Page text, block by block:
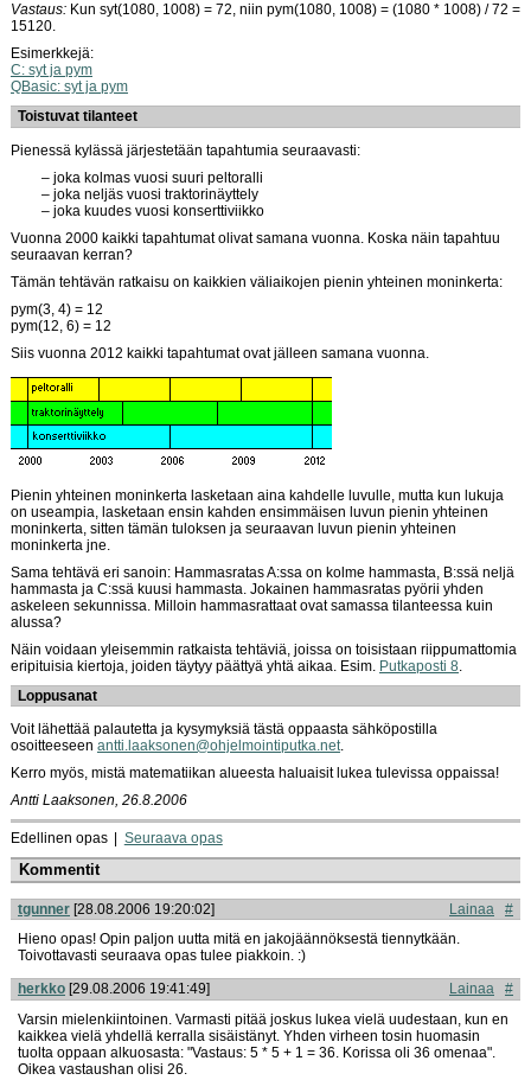
Vastaus: Kun syt(1080, 1008) = 72, niin pym(1080, 1008) = (1080 * 1008) / 72 =
15120.
Esimerkkejä:
C: syt ja pym
QBasic: syt ja pym
Toistuvat tilanteet
Pienessä kylässä järjestetään tapahtumia seuraavasti:
joka kolmas vuosi suuri peltoralli
joka neljäs vuosi traktorinäyttely
joka kuudes vuosi konserttiviikko
Vuonna 2000 kaikki tapahtumat olivat samana vuonna. Koska näin tapahtuu
seuraavan kerran?
Tämän tehtävän ratkaisu on kaikkien väliaikojen pienin yhteinen moninkerta:
pym(3, 4) = 12
pym(12, 6) = 12
Siis vuonna 2012 kaikki tapahtumat ovat jälleen samana vuonna.
Pienin yhteinen moninkerta lasketaan aina kahdelle luvulle, mutta kun lukuja
on useampia, lasketaan ensin kahden ensimmäisen luvun pienin yhteinen
moninkerta, sitten tämän tuloksen ja seuraavan luvun pienin yhteinen
moninkerta jne.
Sama tehtävä eri sanoin: Hammasratas A:ssa on kolme hammasta, B:ssä neljä
hammasta ja C:ssä kuusi hammasta. Jokainen hammasratas pyörii yhden
askeleen sekunnissa. Milloin hammasrattaat ovat samassa tilanteessa kuin
alussa?
Näin voidaan yleisemmin ratkaista tehtäviä, joissa on toisistaan riippumattomia
eripituisia kiertoja, joiden täytyy päättyä yhtä aikaa. Esim. Putkaposti 8
Loppusanat
Voit lähettää palautetta ja kysymyksiä tästä oppaasta sähköpostilla
osoitteeseen antti.laaksonen@ohjelmointiputka.net.
Kerro myös, mistä matematiikan alueesta haluaisit lukea tulevissa oppaissa!
Antti Laaksonen, 26.8.2006
Edellinen opas Seuraava opas
Kommentit
tgunner [28.08.2006 19:20:02] Lainaa
#
Hieno opas! Opin paljon uutta mitä en jakojäännöksestä tiennytkään.
Toivottavasti seuraava opas tulee piakkoin. :)
herkko [29.08.2006 19:41:49] Lainaa
#
Varsin mielenkiintoinen. Varmasti pitää joskus lukea vielä uudestaan, kun en
kaikkea vielä yhdellä kerralla sisäistänyt. Yhden virheen tosin huomasin
tuolta oppaan alkuosasta: "Vastaus: 5 * 5 + 1 = 36. Korissa oli 36 omenaa".
Oikea vastaushan olisi 26.